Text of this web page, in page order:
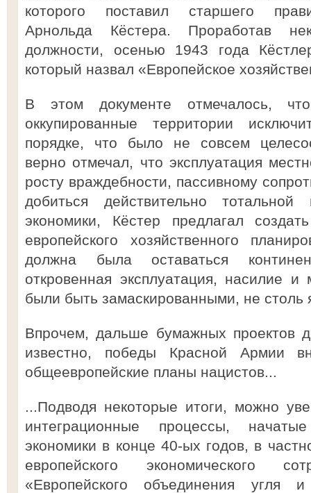
которого поставил старшего
Арнольда Кёстера. Проработав
должности, осенью 1943 года
который назвал «Европейское
В этом документе отмечалось,
оккупированные территории
порядке, что было не совсем
верно отмечал, что эксплуатация
росту враждебности, пассивному
добиться действительно тотальной
экономики, Кёстер предлагал
европейского хозяйственного
должна была оставаться
откровенная эксплуатация, насилие
были быть замаскированными, не столь
Впрочем, дальше бумажных проектов
известно, победы Красной Армии
общеевропейские планы нацистов...
...Подводя некоторые итоги, можно
интеграционные процессы,
экономики в конце 40-ых годов, в
европейского экономического
«Европейского объединения угля